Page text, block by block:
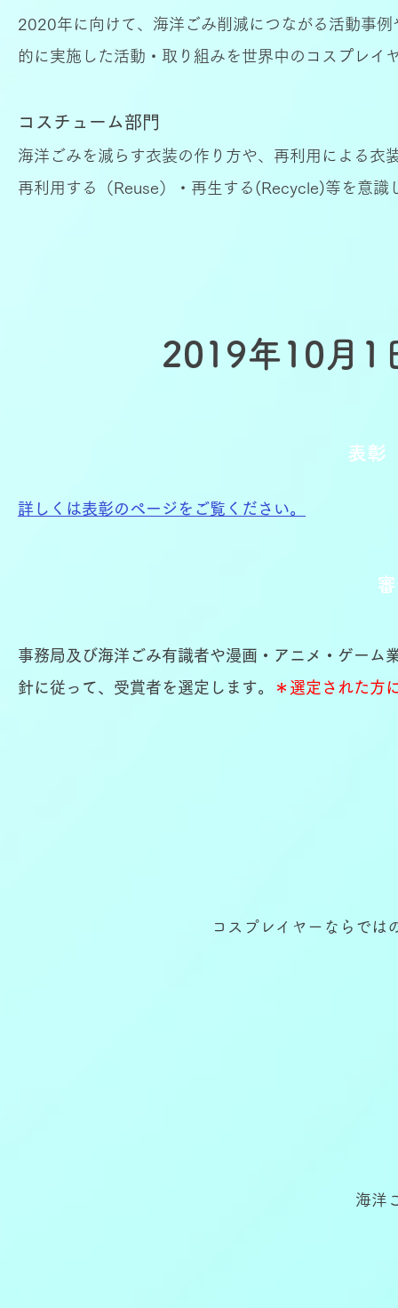
2020年に向けて、海洋ごみ削減につながる活動事
的に実施した活動・取り組みを世界中のコスプレイ
コスチューム部門
海洋ごみを減らす衣装の作り方や、再利用による
再利用する（Reuse）・再生する(Recycle)等を意
2019年10月1
表彰
詳しくは表彰のページをご覧ください。
事務局及び海洋ごみ有識者や漫画・アニメ・ゲーム
針に従って、受賞者を選定します。
＊選定された方
コスプレイヤーならでは
海洋